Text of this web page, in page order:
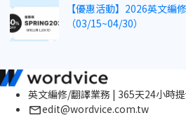
【優惠活動】2026英文編
（03/15~04/30）
英文編修/翻譯業務 | 365天24小時
edit@wordvice.com.tw